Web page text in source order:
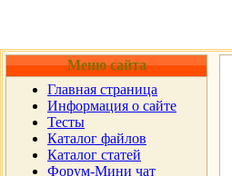
Меню сайта
Главная страница
Информация о сайте
Тесты
Каталог файлов
Каталог статей
Форум-Мини чат